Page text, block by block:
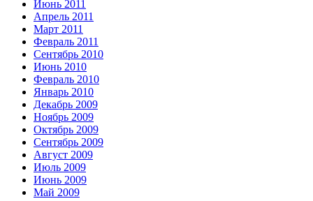
Июнь 2011
Апрель 2011
Март 2011
Февраль 2011
Сентябрь 2010
Июнь 2010
Февраль 2010
Январь 2010
Декабрь 2009
Ноябрь 2009
Октябрь 2009
Сентябрь 2009
Август 2009
Июль 2009
Июнь 2009
Май 2009